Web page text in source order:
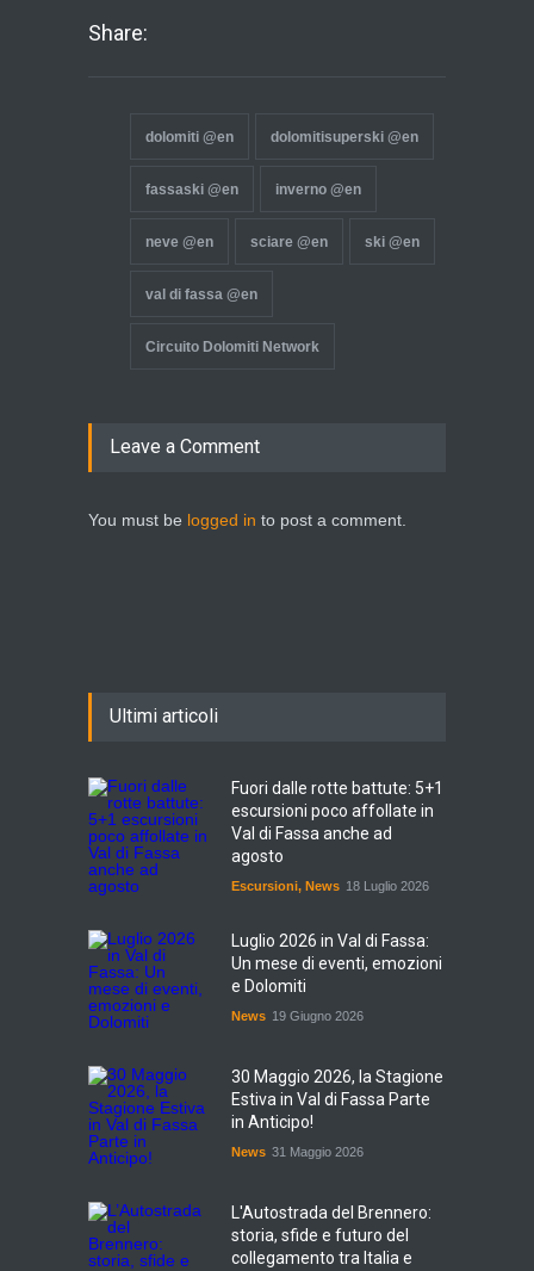
Share:
dolomiti @en dolomitisuperski @en
fassaski @en inverno @en
neve @en sciare @en ski @en
val di fassa @en
Circuito Dolomiti Network
Leave a Comment
You must be logged in to post a comment.
Ultimi articoli
Fuori dalle rotte battute: 5+1
escursioni poco affollate in
Val di Fassa anche ad
agosto
Escursioni, News 18 Luglio 2026
Luglio 2026 in Val di Fassa:
Un mese di eventi, emozioni
e Dolomiti
News 19 Giugno 2026
30 Maggio 2026, la Stagione
Estiva in Val di Fassa Parte
in Anticipo!
News 31 Maggio 2026
L'Autostrada del Brennero:
storia, sfide e futuro del
collegamento tra Italia e